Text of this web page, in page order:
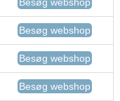
Besøg webshop
Besøg webshop
Besøg webshop